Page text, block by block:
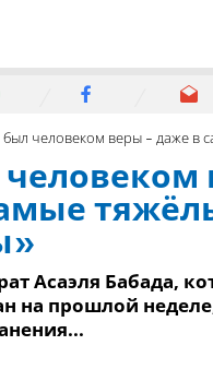
человеком веры - даже в самые тяжёлые
Асаэля Бабада,
на прошлой